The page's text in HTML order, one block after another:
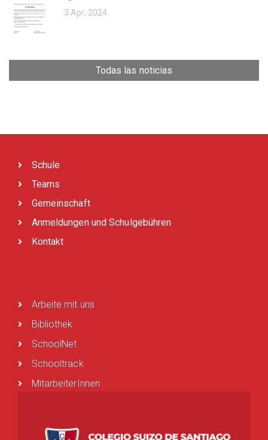
3 Apr, 2024
Todas las noticias
Schule
Teams
Gemeinschaft
Anmeldungen und Schulgebühren
Kontakt
Arbeite mit uns
Bibliothek
SchoolNet
Schooltrack
MitarbeiterInnen